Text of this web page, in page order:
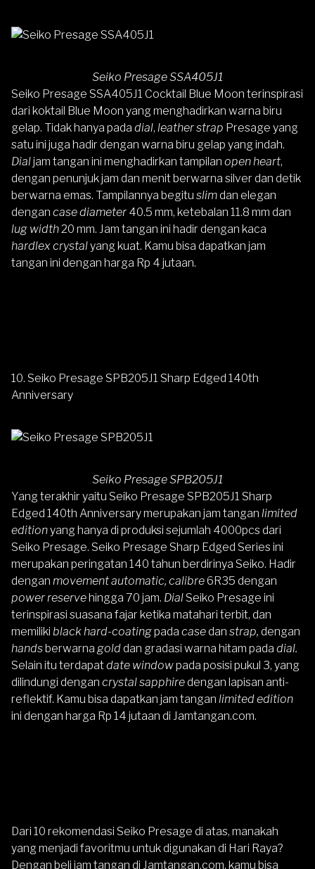
Seiko Presage SSA405J1
Seiko Presage SSA405J1 Cocktail Blue Moon terinspirasi
dari koktail Blue Moon yang menghadirkan warna biru
gelap. Tidak hanya pada dial, leather strap Presage yang
satu ini juga hadir dengan warna biru gelap yang indah.
Dialjam tangan ini menghadirkan tampilan open heart,
dengan penunjuk jam dan menit berwarna silver dan detik
berwarna emas. Tampilannya begitu slimdan elegan
dengan case diameter 40.5 mm, ketebalan 11.8 mm dan
lug width20 mm. Jam tangan ini hadir dengan kaca
hardlex crystalyang kuat. Kamu bisa dapatkan jam
tangan ini dengan harga Rp 4 jutaan.
10. Seiko Presage SPB205J1 Sharp Edged 140th
Anniversary
Seiko Presage SPB205J1
Yang terakhir yaitu Seiko Presage SPB205J1 Sharp
Edged 140th Anniversarymerupakan jam tangan limited
editionyang hanya di produksi sejumlah 4000pcs dari
Seiko Presage. Seiko Presage Sharp Edged Series ini
merupakan peringatan 140 tahun berdirinya Seiko. Hadir
dengan movement automatic, calibre6R35 dengan
power reservehingga 70 jam. Dial Seiko Presage ini
terinspirasi suasana fajar ketika matahari terbit, dan
memiliki black hard-coatingpada casedan strap, dengan
handsberwarna golddan gradasi warna hitam pada dial.
Selain itu terdapatdate windowpada posisi pukul 3, yang
dilindungi dengan crystal sapphiredengan lapisan anti-
reflektif. Kamu bisa dapatkan jam tangan limited edition
ini dengan harga Rp 14 jutaan di Jamtangan.com.
Dari 10 rekomendasi Seiko Presage di atas, manakah
yang menjadi favoritmu untuk digunakan di Hari Raya?
Dengan beli jam tangan di Jamtangan.com, kamu bisa